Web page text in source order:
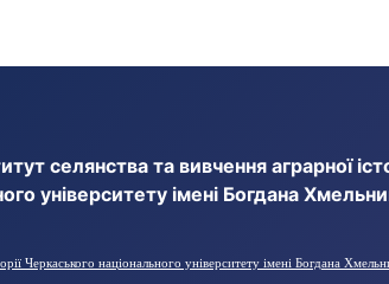
селянства та вивчення аграрної
університету імені Богдана
Черкаського національного університету імені Богдана